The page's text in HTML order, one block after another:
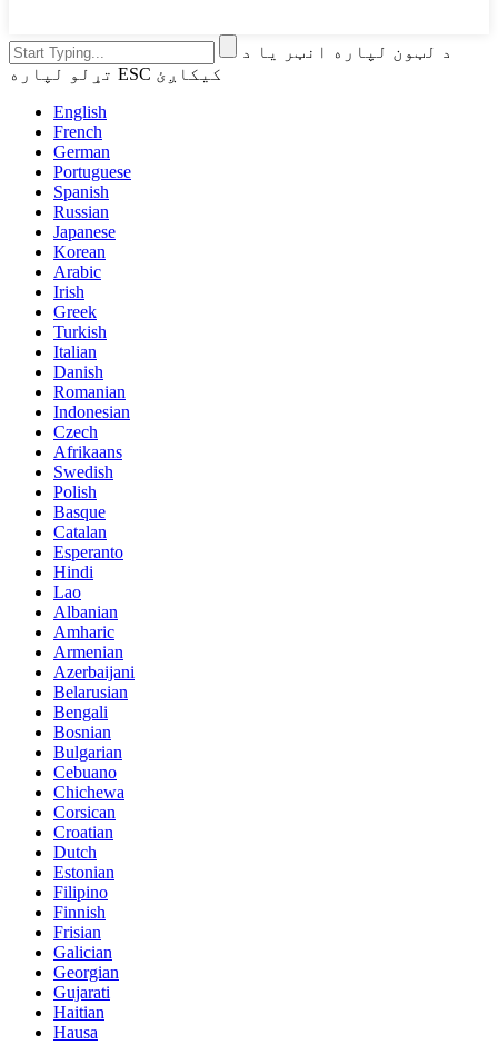
د لټون لپاره انټر یا د
تړلو لپاره ESC کیکاږئ
English
French
German
Portuguese
Spanish
Russian
Japanese
Korean
Arabic
Irish
Greek
Turkish
Italian
Danish
Romanian
Indonesian
Czech
Afrikaans
Swedish
Polish
Basque
Catalan
Esperanto
Hindi
Lao
Albanian
Amharic
Armenian
Azerbaijani
Belarusian
Bengali
Bosnian
Bulgarian
Cebuano
Chichewa
Corsican
Croatian
Dutch
Estonian
Filipino
Finnish
Frisian
Galician
Georgian
Gujarati
Haitian
Hausa